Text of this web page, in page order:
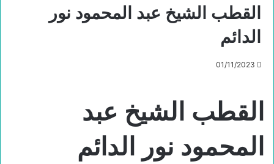
القطب الشيخ عبد المحمود نور
الدائم
01/11/2023
القطب الشيخ عبد
المحمود نور الدائم